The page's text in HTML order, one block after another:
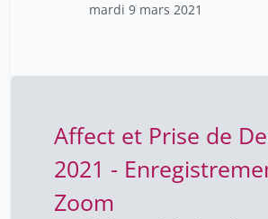
mardi 9 mars 2021
Affect et Prise de
2021 -
Zoom